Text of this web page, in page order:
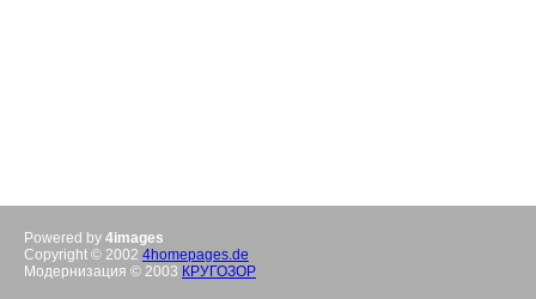
Powered by 4images
Copyright © 2002 4homepages.de
Модернизация © 2003 КРУГОЗОР